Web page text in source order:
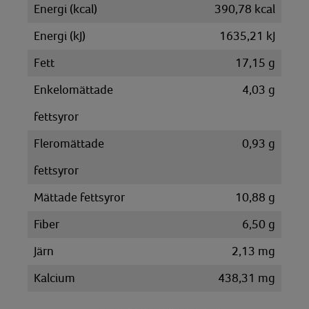
Energi (kcal)
390,78 kcal
Energi (kJ)
1635,21 kJ
Fett
17,15 g
Enkelomättade
fettsyror
4,03 g
Fleromättade
fettsyror
0,93 g
Mättade fettsyror
10,88 g
Fiber
6,50 g
Järn
2,13 mg
Kalcium
438,31 mg